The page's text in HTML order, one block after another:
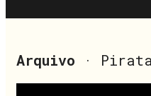
Arquivo ·